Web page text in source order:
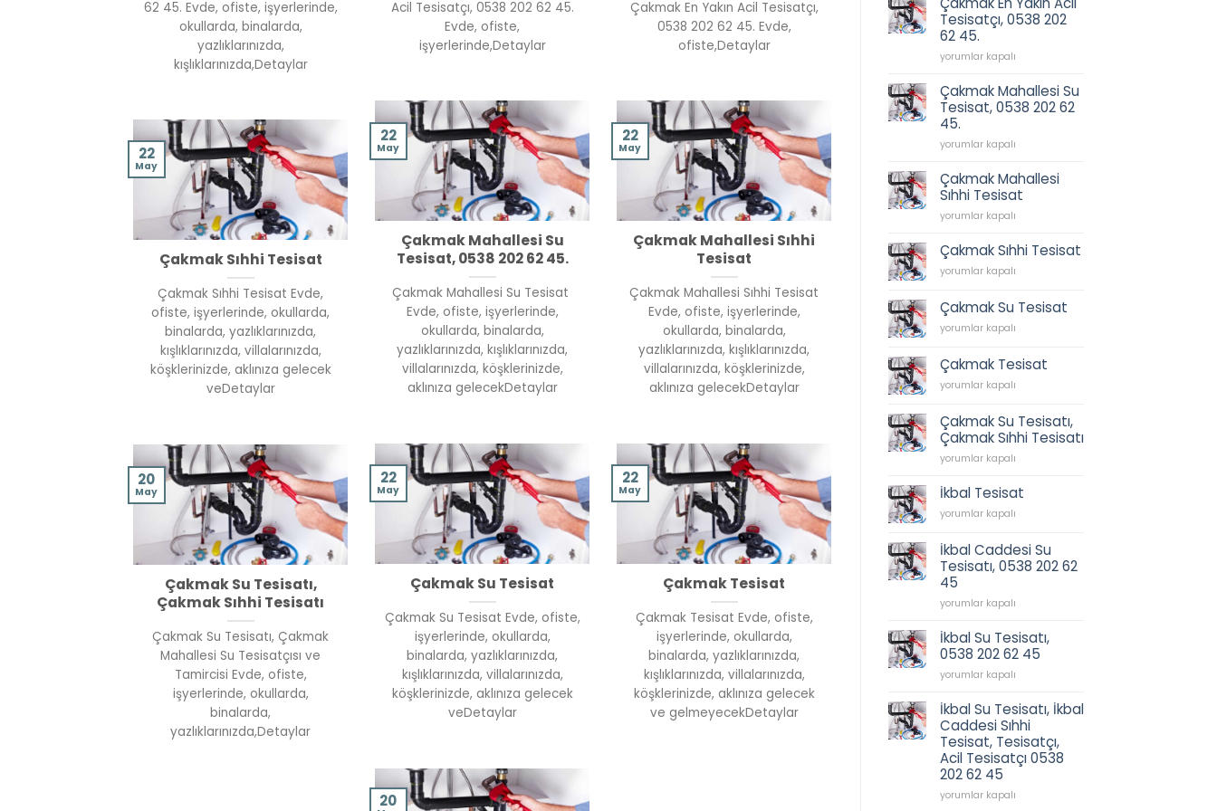
62 45. Evde, ofiste, işyerlerinde,
okullarda, binalarda,
yazlıklarınızda,
kışlıklarınızda,Detaylar
Acil Tesisatçı, 0538 202 62 45.
Evde, ofiste,
işyerlerinde,Detaylar
Çakmak En Yakın Acil Tesisatçı,
0538 202 62 45. Evde,
ofiste,Detaylar
Çakmak Mahallesi Su
Tesisat, 0538 202 62 45.
Çakmak Mahallesi Su Tesisat
Evde, ofiste, işyerlerinde,
okullarda, binalarda,
yazlıklarınızda, kışlıklarınızda,
villalarınızda, köşklerinizde,
aklınıza gelecekDetaylar
22
May
Çakmak Mahallesi Sıhhi
Tesisat
Çakmak Mahallesi Sıhhi Tesisat
Evde, ofiste, işyerlerinde,
okullarda, binalarda,
yazlıklarınızda, kışlıklarınızda,
villalarınızda, köşklerinizde,
aklınıza gelecekDetaylar
22
May
Çakmak Sıhhi Tesisat
Çakmak Sıhhi Tesisat Evde,
ofiste, işyerlerinde, okullarda,
binalarda, yazlıklarınızda,
kışlıklarınızda, villalarınızda,
köşklerinizde, aklınıza gelecek
veDetaylar
22
May
Çakmak Su Tesisat
Çakmak Su Tesisat Evde, ofiste,
işyerlerinde, okullarda,
binalarda, yazlıklarınızda,
kışlıklarınızda, villalarınızda,
köşklerinizde, aklınıza gelecek
veDetaylar
22
May
Çakmak Tesisat
Çakmak Tesisat Evde, ofiste,
işyerlerinde, okullarda,
binalarda, yazlıklarınızda,
kışlıklarınızda, villalarınızda,
köşklerinizde, aklınıza gelecek
ve gelmeyecekDetaylar
22
May
Çakmak Su Tesisatı,
Çakmak Sıhhi Tesisatı
Çakmak Su Tesisatı, Çakmak
Mahallesi Su Tesisatçısı ve
Tamircisi Evde, ofiste,
işyerlerinde, okullarda,
binalarda,
yazlıklarınızda,Detaylar
20
May
20
için
202
62
45.
için
Tesisatçı, 0538 202
62 45.
Çakmak
Yakın
Acil
Tesisatçı,
0538
202
45.
için
yorumlar kapalı
Çakmak Mahallesi Su
Tesisat, 0538 202 62
45.
Çakmak
Su
Tesisat,
0538
202
45.
için
yorumlar kapalı
Çakmak Mahallesi
Sıhhi Tesisat
Çakmak
Sıhhi
Tesisat
için
yorumlar kapalı
Çakmak Sıhhi Tesisat
Çakmak
Tesisat
için
yorumlar kapalı
Çakmak Su Tesisat
Çakmak
Tesisat
için
yorumlar kapalı
Çakmak Tesisat
Çakmak
yorumlar kapalı
Çakmak Su Tesisatı,
Çakmak Sıhhi Tesisatı
Çakmak
Tesisatı,
Çakmak
Sıhhi
için
yorumlar kapalı
İkbal Tesisat
İkbal
için
yorumlar kapalı
İkbal Caddesi Su
Tesisatı, 0538 202 62
45
İkbal
Su
Tesisatı,
0538
202
45
için
yorumlar kapalı
İkbal Su Tesisatı,
0538 202 62 45
İkbal
Tesisatı,
0538
202
62
45
için
yorumlar kapalı
İkbal Su Tesisatı, İkbal
Caddesi Sıhhi
Tesisat, Tesisatçı,
Acil Tesisatçı 0538
202 62 45
İkbal
yorumlar kapalı